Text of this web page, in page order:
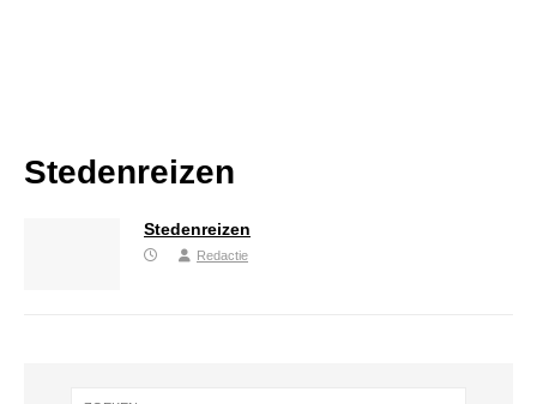
Stedenreizen
Stedenreizen
Redactie